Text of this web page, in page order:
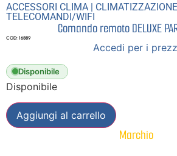
ACCESSORI CLIMA | CLIMATIZZAZIONE
TELECOMANDI/WIFI
Comando remoto DELUXE
COD: 16889
Accedi per i
Disponibile
Disponibile
Aggiungi al carrello
Marchio